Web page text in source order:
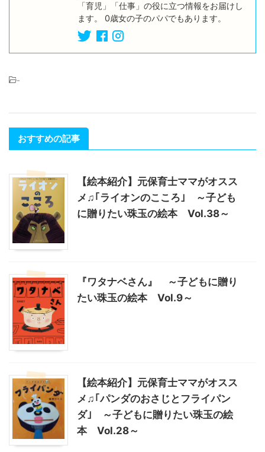
「育児」「仕事」の役に立つ情報をお届けし
ます。 0歳女の子のパパでもあります。
-
おすすめの記事
【絵本紹介】元保育士ママがオスス
メ♫｢ライオンのこころ｣ ～子ども
に贈りたい珠玉の絵本 Vol.38～
『ワタナベさん』 ～子どもに贈り
たい珠玉の絵本 Vol.9～
【絵本紹介】元保育士ママがオスス
メ♫｢パンダのおさじとフライパン
ダ｣ ～子どもに贈りたい珠玉の絵
本 Vol.28～